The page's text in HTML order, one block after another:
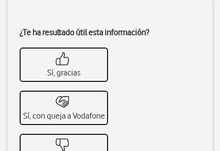
¿Te ha resultado útil esta información?
Sí, gracias
Sí, con queja a Vodafone